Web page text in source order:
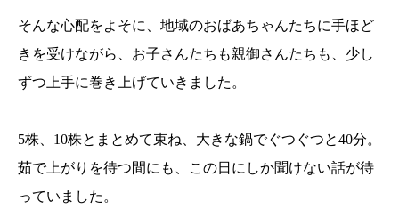
そんな心配をよそに、地域のおばあちゃんたちに手ほど
きを受けながら、お子さんたちも親御さんたちも、少し
ずつ上手に巻き上げていきました。
5株、10株とまとめて束ね、大きな鍋でぐつぐつと40分。
茹で上がりを待つ間にも、この日にしか聞けない話が待
っていました。